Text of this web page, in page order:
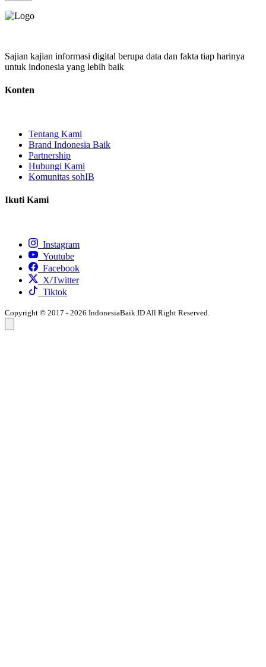
Sajian kajian informasi digital berupa data dan fakta tiap harinya
untuk indonesia yang lebih baik
Konten
Tentang Kami
Brand Indonesia Baik
Partnership
Hubungi Kami
Komunitas sohIB
Ikuti Kami
Instagram
Youtube
Facebook
X/Twitter
Tiktok
Copyright © 2017 - 2026 IndonesiaBaik.ID All Right Reserved.